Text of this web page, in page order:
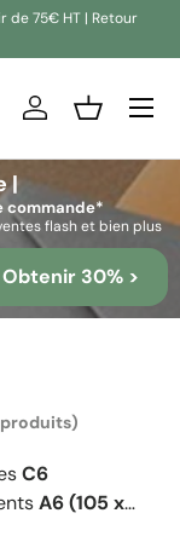
de 75€ HT | Retour
Se connecter
Panier
|
commande*
flash et bien plus
Obtenir 30% >
produits)
C6
A6 (105 x
papiers